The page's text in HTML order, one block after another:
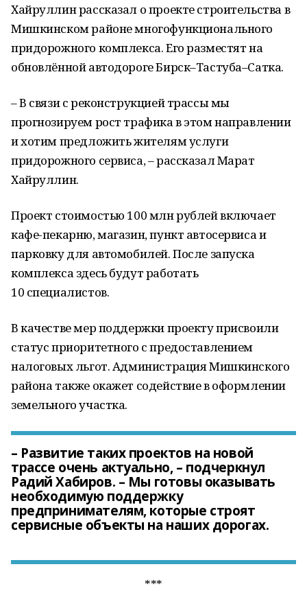
Хайруллин рассказал о проекте строительства в
Мишкинском районе многофункционального
придорожного комплекса. Его разместят на
обновлённой автодороге Бирск–Тастуба–Сатка.
– В связи с реконструкцией трассы мы
прогнозируем рост трафика в этом направлении
и хотим предложить жителям услуги
придорожного сервиса, – рассказал Марат
Хайруллин.
Проект стоимостью 100 млн рублей включает
кафе-пекарню, магазин, пункт автосервиса и
парковку для автомобилей. После запуска
комплекса здесь будут работать
10 специалистов.
В качестве мер поддержки проекту присвоили
статус приоритетного с предоставлением
налоговых льгот. Администрация Мишкинского
района также окажет содействие в оформлении
земельного участка.
– Развитие таких проектов на новой
трассе очень актуально, – подчеркнул
Радий Хабиров. – Мы готовы оказывать
необходимую поддержку
предпринимателям, которые строят
сервисные объекты на наших дорогах.
***